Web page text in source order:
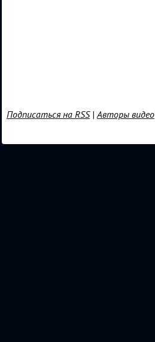
Подписаться на RSS|Авторы видео